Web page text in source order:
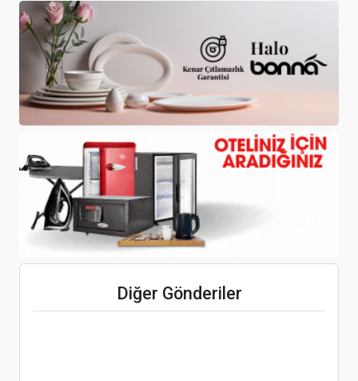
Diğer Gönderiler
Designist, Lamartine Otel Taksim’i, İstanbul’un
tarihinden esinlenerek tasarımladı
Yiğit Girgin: “Kriz Değil, Dönüşüm Zamanı”
Corendon ile Peakwork iş birliği güçleniyor